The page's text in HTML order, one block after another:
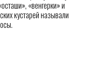
«венгерки» и
кустарей называли